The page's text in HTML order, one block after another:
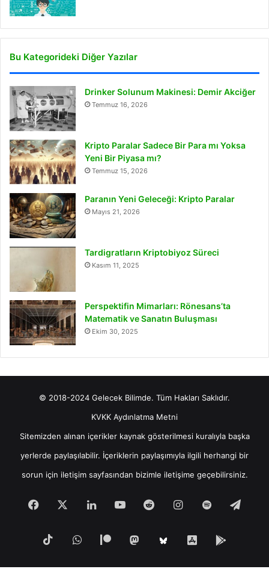
Bu Kategorideki Diğer Yazılar
Drinker Solunum Makinesi: Demir Akciğer
Temmuz 16, 2026
Kripto Paralar Sadece Bir Para mı Yoksa
Yeni Bir Piyasa mı?
Temmuz 15, 2026
Paranın Yeni Geleceği: Kripto Paralar
Mayıs 21, 2026
Tardigratların Kriptobiyoz Süreci
Kasım 11, 2025
Perspektifin Mimarları: Rönesans’ta
Matematik ve Sanatın Buluşması
Ekim 30, 2025
© 2018-2024 Gelecek Bilimde. Tüm Hakları Saklıdır.
KVKK Aydınlatma Metni
Sitemizden alınan içerikler kaynak gösterilmesi kuralıyla başka
yerlerde paylaşılabilir. İçeriklerin paylaşımıyla ilgili herhangi bir
sorun için iletişimsayfasından bizimle iletişime geçebilirsiniz.
Facebook LinkedInYouTubeRedditInstagram
Spotify
TikTokWhatsApp
PatreonMastodonBluesky
iOS
Uygulamamız